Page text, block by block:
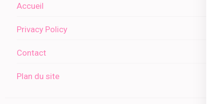
Accueil
Privacy Policy
Contact
Plan du site